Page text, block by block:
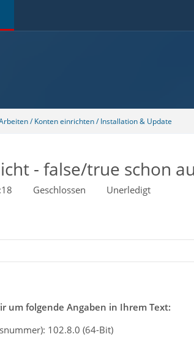
/ Konten einrichten / Installation & Update
- false/true schon
Geschlossen Unerledigt
um folgende Angaben in Ihrem Text:
102.8.0 (64-Bit)